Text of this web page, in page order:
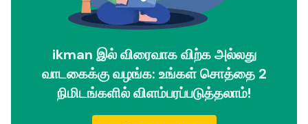
ikman இல் விரைவாக விற்க அல்லது
வாடகைக்கு வழங்க: உங்கள் சொத்தை 2
நிமிடங்களில் விளம்பரப்படுத்தலாம்!